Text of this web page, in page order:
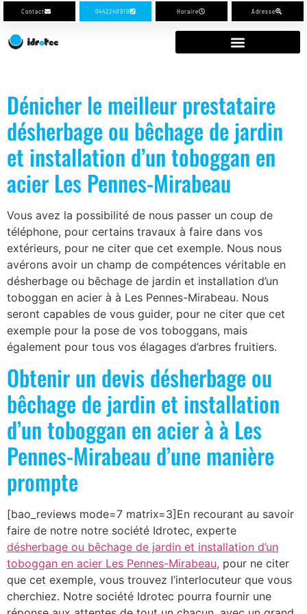
Contact 0442240919 Horaire Adresse
Dénicher le meilleur prestataire
désherbage ou bêchage de jardin
et installation d’un toboggan en
acier Les Pennes-Mirabeau
Vous avez la possibilité de nous passer un coup de
téléphone, pour certains travaux à faire dans vos
extérieurs, pour ne citer que cet exemple. Nous nous
avérons avoir un champ de compétences véritable en
désherbage ou bêchage de jardin et installation d’un
toboggan en acier à à Les Pennes-Mirabeau. Nous
seront capables de vous guider, pour ne citer que cet
exemple pour la pose de vos toboggans, mais
également pour tous vos élagages d’arbres fruitiers.
Obtenir un devis désherbage ou
bêchage de jardin et installation
d’un toboggan en acier à à Les
Pennes-Mirabeau d’une manière
prompte
[bao_reviews mode=7 matrix=3]En recourant au savoir
faire de notre notre société Idrotec, experte
désherbage ou bêchage de jardin et installation d’un
toboggan en acier Les Pennes-Mirabeau, pour ne citer
que cet exemple, vous trouvez l’interlocuteur que vous
cherchiez. Notre société Idrotec pourra fournir une